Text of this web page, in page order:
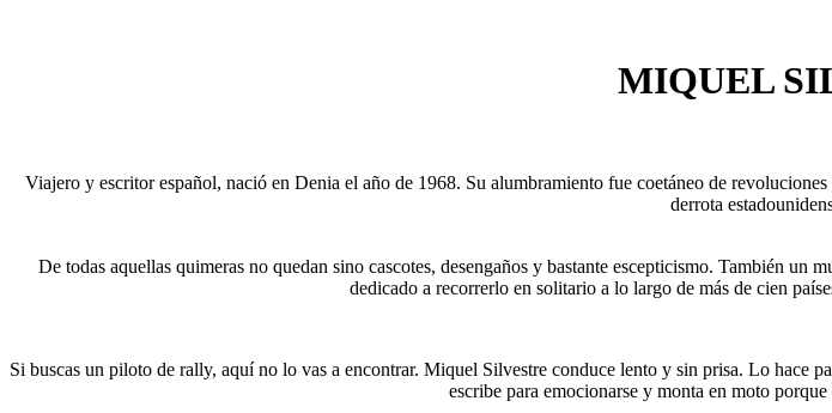
MIQUEL
Viajero y escritor español, nació en Denia el año de 1968. Su alumbramiento fue coetáneo de
derrota
De todas aquellas quimeras no quedan sino cascotes, desengaños y bastante escepticismo. También
dedicado a recorrerlo en solitario a lo largo de más de cien
Si buscas un piloto de rally, aquí no lo vas a encontrar. Miquel Silvestre conduce lento y sin prisa. Lo hace
escribe para emocionarse y monta en moto